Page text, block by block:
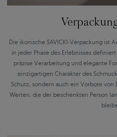
Die ikonische SAVICKI-Verpackung ist
in jeder Phase des Erlebnisses
präzise Verarbeitung und elegante
einzigartigen Charakter des
Schutz, sondern auch ein Vorbote
Werten, die der beschenkten Person